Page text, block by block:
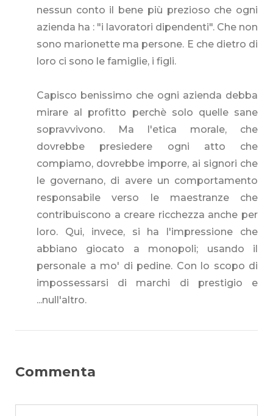
nessun conto il bene più prezioso che ogni
azienda ha : "i lavoratori dipendenti". Che non
sono marionette ma persone. E che dietro di
loro ci sono le famiglie, i figli.
Capisco benissimo che ogni azienda debba
mirare al profitto perchè solo quelle sane
sopravvivono. Ma l'etica morale, che
dovrebbe presiedere ogni atto che
compiamo, dovrebbe imporre, ai signori che
le governano, di avere un comportamento
responsabile verso le maestranze che
contribuiscono a creare ricchezza anche per
loro. Qui, invece, si ha l'impressione che
abbiano giocato a monopoli; usando il
personale a mo' di pedine. Con lo scopo di
impossessarsi di marchi di prestigio e
...null'altro.
Commenta